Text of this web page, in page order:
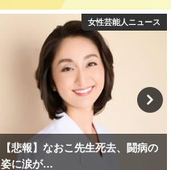
女性芸能人ニュース
【悲報】なおこ先生死去、闘病の
姿に涙が…